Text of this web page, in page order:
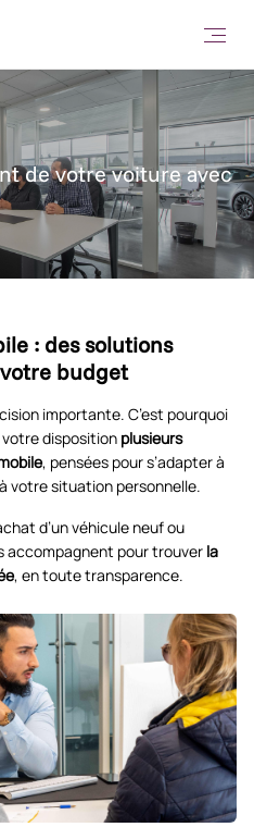
de votre voiture avec
: des solutions
budget
importante. C’est pourquoi
disposition plusieurs
, pensées pour s’adapter à
votre situation personnelle.
d’un véhicule neuf ou
accompagnent pour trouver la
, en toute transparence.